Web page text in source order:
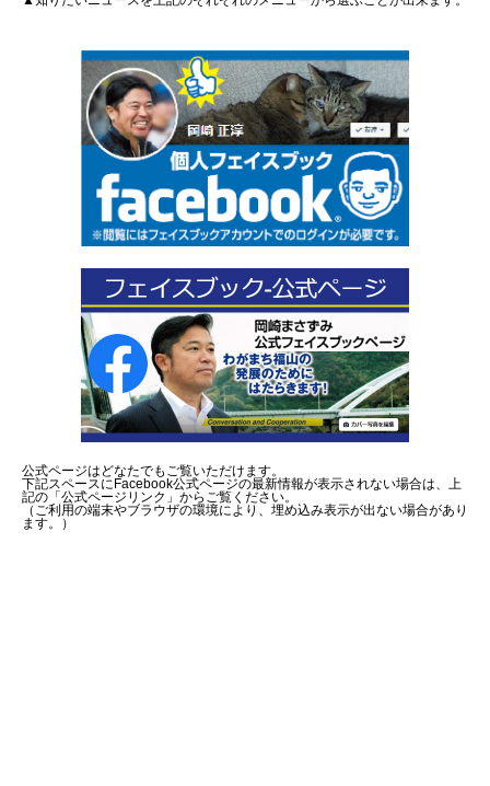
公式ページはどなたでもご覧いただけます。
下記スペースにFacebook公式ページの最新情報が表示されない場合は、上
記の「公式ページリンク」からご覧ください。
（ご利用の端末やブラウザの環境により、埋め込み表示が出ない場合があり
ます。）